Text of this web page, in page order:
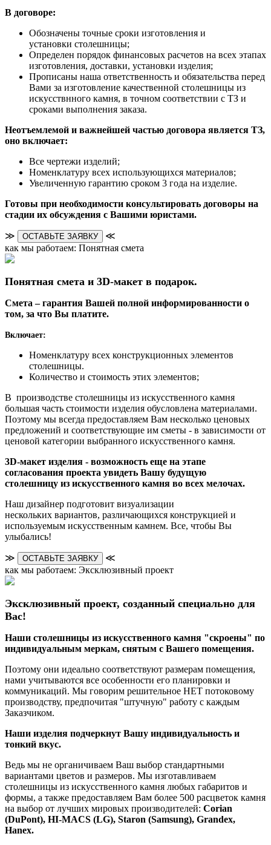
В договоре:
Обозначены точные сроки изготовления и
установки столешницы;
Определен порядок финансовых расчетов на всех этапах
изготовления, доставки, установки изделия;
Прописаны наша ответственность и обязательства перед
Вами за изготовление качественной столешницы из
искусствнного камня, в точном соответствии с ТЗ и
сроками выполнения заказа.
Неотъемлемой и важнейшей частью договора является ТЗ,
оно включает:
Все чертежи изделий;
Номенклатуру всех использующихся материалов;
Увеличенную гарантию сроком 3 года на изделие.
Готовы при необходимости консультировать договоры на
стадии их обсуждения с Вашими юристами.
≫ ОСТАВЬТЕ ЗАЯВКУ
≪
как мы работаем: Понятная смета
Понятная смета и 3D-макет в подарок.
Смета – гарантия Вашей полной информированности о
том, за что Вы платите.
Включает:
Номенклатуру всех конструкционных элементов
столешницы.
Количество и стоимость этих элементов;
В производстве столешницы из искусственного камня
большая часть стоимости изделия обусловлена материалами.
Поэтому мы всегда предоставляем Вам несколько ценовых
предложений и соответствующие им сметы - в зависимости от
ценовой категории выбранного искусственного камня.
3D-макет изделия - возможность еще на этапе
согласования проекта увидеть Вашу будущую
столешницу из искусственного камня во всех мелочах.
Наш дизайнер подготовит визуализации
нескольких вариантов, различающихся конструкцией и
используемым искусственным камнем. Все, чтобы Вы
улыбались!
≫ ОСТАВЬТЕ ЗАЯВКУ
≪
как мы работаем: Эксклюзивный проект
Эксклюзивный проект, созданный специально для
Вас!
Наши столешницы из искусственного камня "скроены" по
индивидуальным меркам, снятым с Вашего помещения.
Поэтому они идеально соответствуют размерам помещения,
нами учитываются все особенности его планировки и
коммуникаций. Мы говорим решительное НЕТ потоковому
производству, предпочитая "штучную" работу с каждым
Заказчиком.
Наши изделия подчеркнут Вашу индивидуальность и
тонкий вкус.
Ведь мы не органичиваем Ваш выбор стандартными
вариантами цветов и размеров. Мы изготавливаем
столешницы из искусственного камня любых габаритов и
формы, а также предоставляем Вам более 500 расцветок камня
на выбор от лучших мировых производителей: Corian
(DuPont), HI-MACS (LG), Staron (Samsung), Grandex,
Hanex.